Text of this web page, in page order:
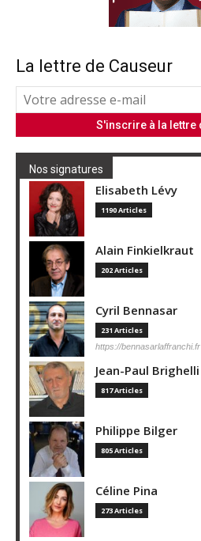
La lettre de Causeur
Nos signatures
Elisabeth Lévy
1190 Articles
Alain Finkielkraut
202 Articles
Cyril Bennasar
231 Articles
https://bennasarlaffranchi.fr
Jean-Paul Brighelli
817 Articles
Philippe Bilger
805 Articles
Céline Pina
273 Articles